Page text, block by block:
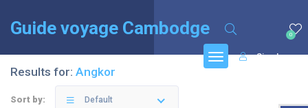
Guide voyage Cambodge 0
Sign In
Results for: Angkor
Sort by: Default